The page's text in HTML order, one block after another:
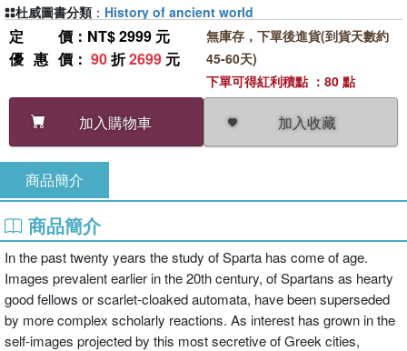
定價 ：NT$ 2999 元
優惠價 ： 90折2699 元
加入購物車 加入收藏
無庫存，下單後進貨(到貨天數約
45-60天)
下單可得紅利積點 ：80 點
杜威圖書分類 ： History of ancient world
商品簡介
商品簡介
In the past twenty years the study of Sparta has come of age.
Images prevalent earlier in the 20th century, of Spartans as hearty
good fellows or scarlet-cloaked automata, have been superseded
by more complex scholarly reactions. As interest has grown in the
self-images projected by this most secretive of Greek cities,